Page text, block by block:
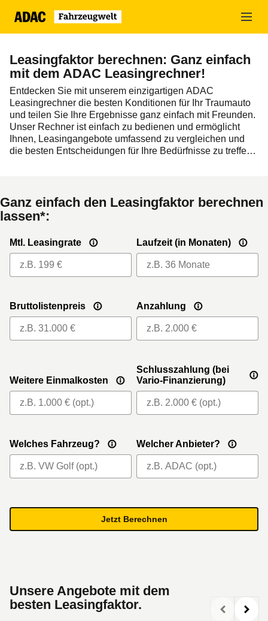
Leasingfaktor berechnen: Ganz einfach
mit dem ADAC Leasingrechner!
Entdecken Sie mit unserem einzigartigen ADAC
Leasingrechner die besten Konditionen für Ihr Traumauto
und teilen Sie Ihre Ergebnisse ganz einfach mit Freunden.
Unser Rechner ist einfach zu bedienen und ermöglicht
Ihnen, Leasingangebote umfassend zu vergleichen und
die besten Entscheidungen für Ihre Bedürfnisse zu treffen.
Ganz einfach den Leasingfaktor berechnen
lassen*:
Mtl. Leasingrate Laufzeit (in Monaten)
Bruttolistenpreis Anzahlung
Weitere Einmalkosten
Schlusszahlung (bei
Vario-Finanzierung)
Welches Fahrzeug? Welcher Anbieter?
Jetzt Berechnen
Unsere Angebote mit dem
besten Leasingfaktor.